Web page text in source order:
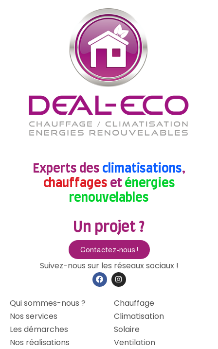
Experts des climatisations,
chauffages et énergies
renouvelables
Un projet ?
Contactez-nous !
Suivez-nous sur les réseaux sociaux !
Qui sommes-nous ?
Nos services
Les démarches
Nos réalisations
Chauffage
Climatisation
Solaire
Ventilation